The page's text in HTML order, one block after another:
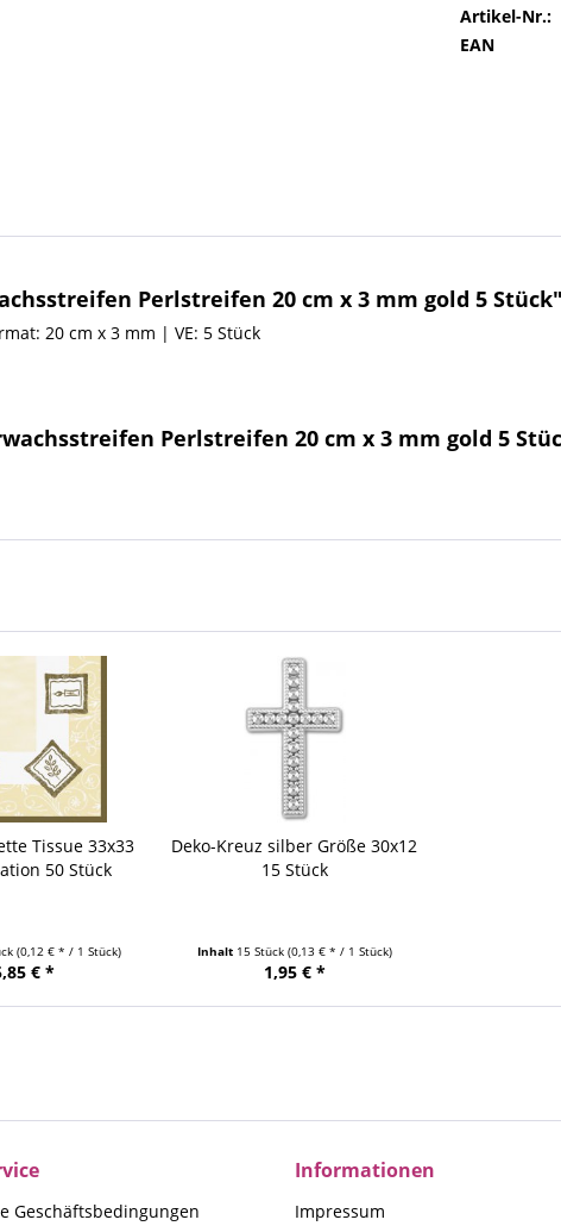
Artikel-Nr.:
EAN
Perlstreifen 20 cm x 3 mm gold 5 Stück"
20 cm x 3 mm | VE: 5 Stück
Perlstreifen 20 cm x 3 mm gold 5
Tissue 33x33
50 Stück
(0,12 € * / 1 Stück)
€ *
Deko-Kreuz silber Größe 30x12
15 Stück
Inhalt 15 Stück (0,13 € * / 1 Stück)
1,95 € *
Geschäftsbedingungen
Informationen
Impressum